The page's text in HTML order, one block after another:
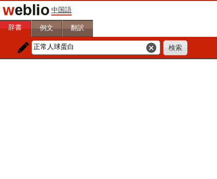
中国語
辞書 例文 翻訳